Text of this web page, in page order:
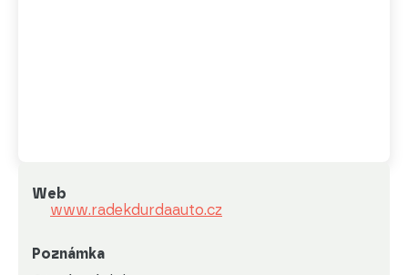
Web
www.radekdurdaauto.cz
Poznámka